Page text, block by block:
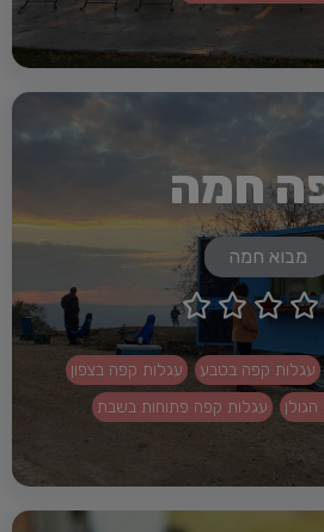
חמה
מבוא חמה




עגלות קפה בטבע
עגלות קפה בצפון
עגלות קפה פתוחות בשבת